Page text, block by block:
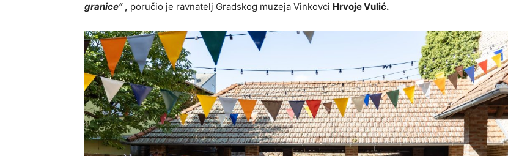
granice” , poručio je ravnatelj Gradskog muzeja Vinkovci Hrvoje Vulić.